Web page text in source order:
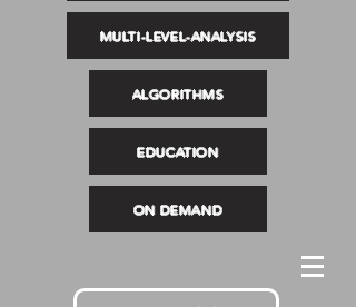
MULTI-LEVEL-ANALYSIS
ALGORITHMS
EDUCATION
ON DEMAND